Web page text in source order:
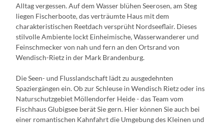
Alltag vergessen. Auf dem Wasser blühen Seerosen, am Steg
liegen Fischerboote, das verträumte Haus mit dem
charakteristischen Reetdach versprüht Nordseeflair. Dieses
stilvolle Ambiente lockt Einheimische, Wasserwanderer und
Feinschmecker von nah und fern an den Ortsrand von
Wendisch-Rietz in der Mark Brandenburg.
Die Seen- und Flusslandschaft lädt zu ausgedehnten
Spaziergängen ein. Ob zur Schleuse in Wendisch Rietz oder ins
Naturschutzgebiet Möllendorfer Heide - das Team vom
Fischhaus Glubigsee berät Sie gern. Hier können Sie auch bei
einer romantischen Kahnfahrt die Umgebung des Kleinen und